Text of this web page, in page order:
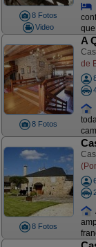
8 Fotos
Video
8 Fotos
A
de
8 Fotos